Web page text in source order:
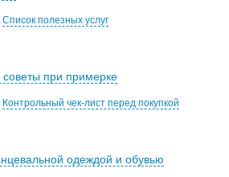
Список полезных услуг
при примерке
Контрольный чек-лист перед покупкой
одеждой и обувью